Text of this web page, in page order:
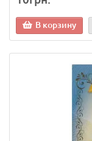
В корзину